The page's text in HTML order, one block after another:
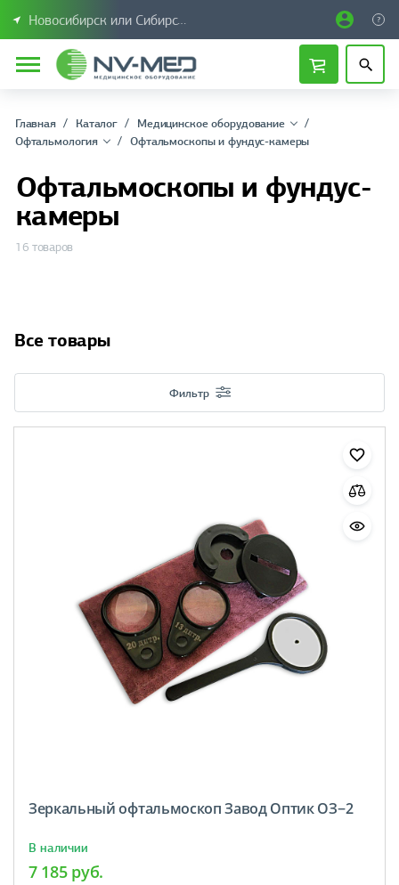
Новосибирск или Сибирский федеральный округ
Главная Каталог
Медицинское оборудование
Офтальмология
Офтальмоскопы и фундус-камеры
Офтальмоскопы и фундус-
камеры
16 товаров
Все товары
Фильтр
Зеркальный офтальмоскоп Завод Оптик ОЗ−2
В наличии
7 185 руб.